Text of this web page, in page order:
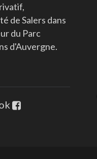
de Salers dans
du Parc
d'Auvergne.